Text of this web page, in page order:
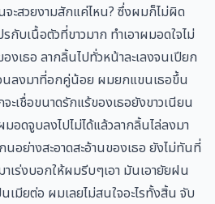
จะสวยงามสักแค่ไหน? ซึ่งผมก็ไม่ผิด
บเนื้อตัวที่ขาวมาก ทำเอาผมอดใจไม่
งเธอ ลากลิ้นไปทั่วหน้าละเลงจนเปียก
นลงมาที่อกคู่น้อย ผมยกแขนเธอขึ้น
เชื่อขนาดรักแร้ของเธอยังขาวเนียน
อดจูบลงไปไม่ได้แล้วลากลิ้นไล่ลงมา
อย่างสะอาดสะอ้านของเธอ ยังไม่ทันที่
าเร่งบอกให้ผมรีบๆเอา มันเอายัยฝน
เมียต่อ ผมเลยไม่สนใจอะไรทั้งสิ้น จับ